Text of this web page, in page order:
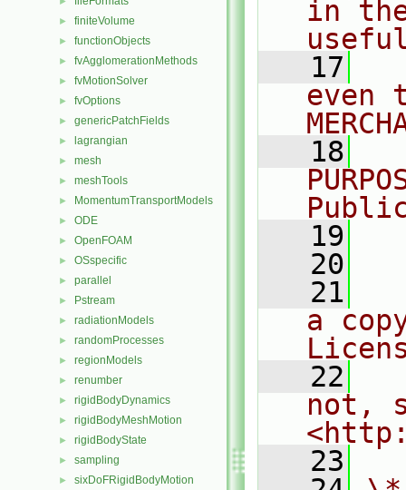
► finiteVolume
► functionObjects
► fvAgglomerationMethods
► fvMotionSolver
► fvOptions
► genericPatchFields
► lagrangian
► mesh
► meshTools
► MomentumTransportModels
► ODE
► OpenFOAM
► OSspecific
► parallel
► Pstream
► radiationModels
► randomProcesses
► regionModels
► renumber
► rigidBodyDynamics
► rigidBodyMeshMotion
► rigidBodyState
► sampling
► sixDoFRigidBodyMotion
in
   17
even
   18
   19
   20
   21
a
   22
not,
   23